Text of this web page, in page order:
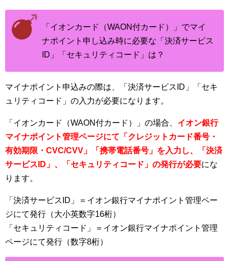
「イオンカード（WAON付カード）」でマイ
ナポイント申し込み時に必要な「決済サービス
ID」「セキュリティコード」は？
マイナポイント申込みの際は、「決済サービスID」「セキ
ュリティコード」の入力が必要になります。
「イオンカード（WAON付カード）」の場合、 イオン銀行
マイナポイント管理ページにて「クレジットカード番号・
有効期限・CVC/CVV」「携帯電話番号」を入力し、「決済
サービスID」、「セキュリティコード」の発行が必要にな
ります。
「決済サービスID」＝イオン銀行マイナポイント管理ペー
ジにて発行（大小英数字16桁）
「セキュリティコード」＝イオン銀行マイナポイント管理
ページにて発行（数字8桁）